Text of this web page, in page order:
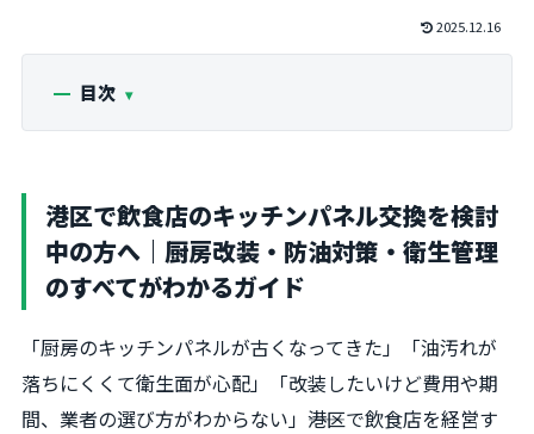
2025.12.16
目次
港区で飲食店のキッチンパネル交換を検討
中の方へ｜厨房改装・防油対策・衛生管理
のすべてがわかるガイド
「厨房のキッチンパネルが古くなってきた」「油汚れが
落ちにくくて衛生面が心配」「改装したいけど費用や期
間、業者の選び方がわからない」――港区で飲食店を経営す